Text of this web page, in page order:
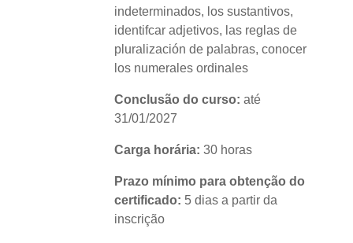
indeterminados, los sustantivos,
identifcar adjetivos, las reglas de
pluralización de palabras, conocer
los numerales ordinales
Conclusão do curso: até
31/01/2027
Carga horária: 30 horas
Prazo mínimo para obtenção do
certificado: 5 dias a partir da
inscrição